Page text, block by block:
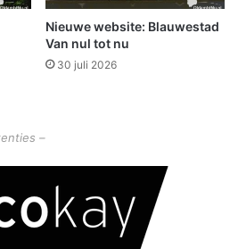
Nieuwe website: Blauwestad
Van nul tot nu
30 juli 2026
–